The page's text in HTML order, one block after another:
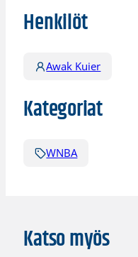
Henkilöt
Awak Kuier
Kategoriat
WNBA
Katso myös